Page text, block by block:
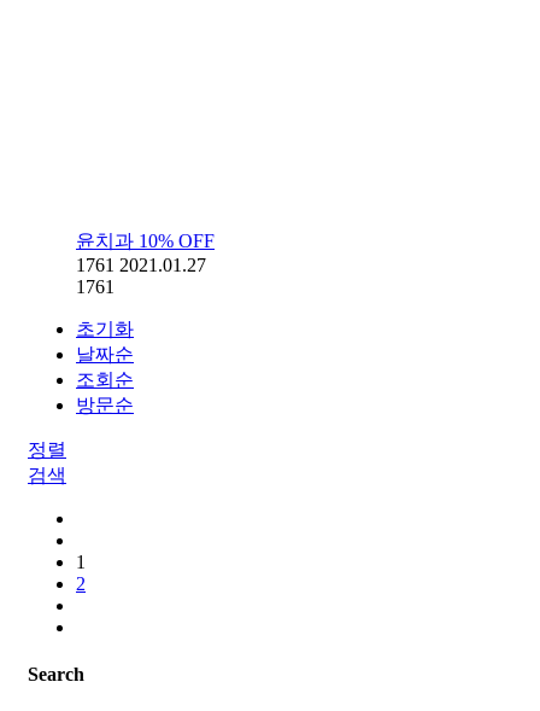
윤치과 10% OFF
1761 2021.01.27
1761
초기화
날짜순
조회순
방문순
정렬
검색
1
2
Search